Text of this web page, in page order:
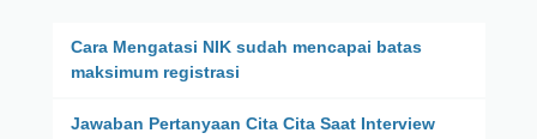
Cara Mengatasi NIK sudah mencapai batas
maksimum registrasi
Jawaban Pertanyaan Cita Cita Saat Interview